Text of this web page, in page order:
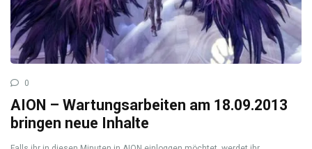
0
AION – Wartungsarbeiten am 18.09.2013
bringen neue Inhalte